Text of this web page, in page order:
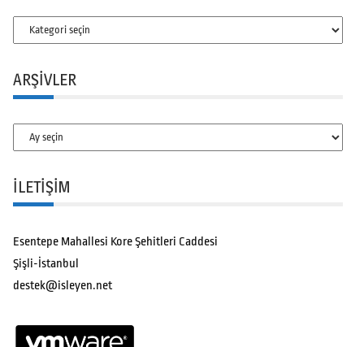
Kategoriler
ARŞIVLER
Arşivler
İLETİŞİM
Esentepe Mahallesi Kore Şehitleri Caddesi
Şişli-İstanbul
destek@isleyen.net